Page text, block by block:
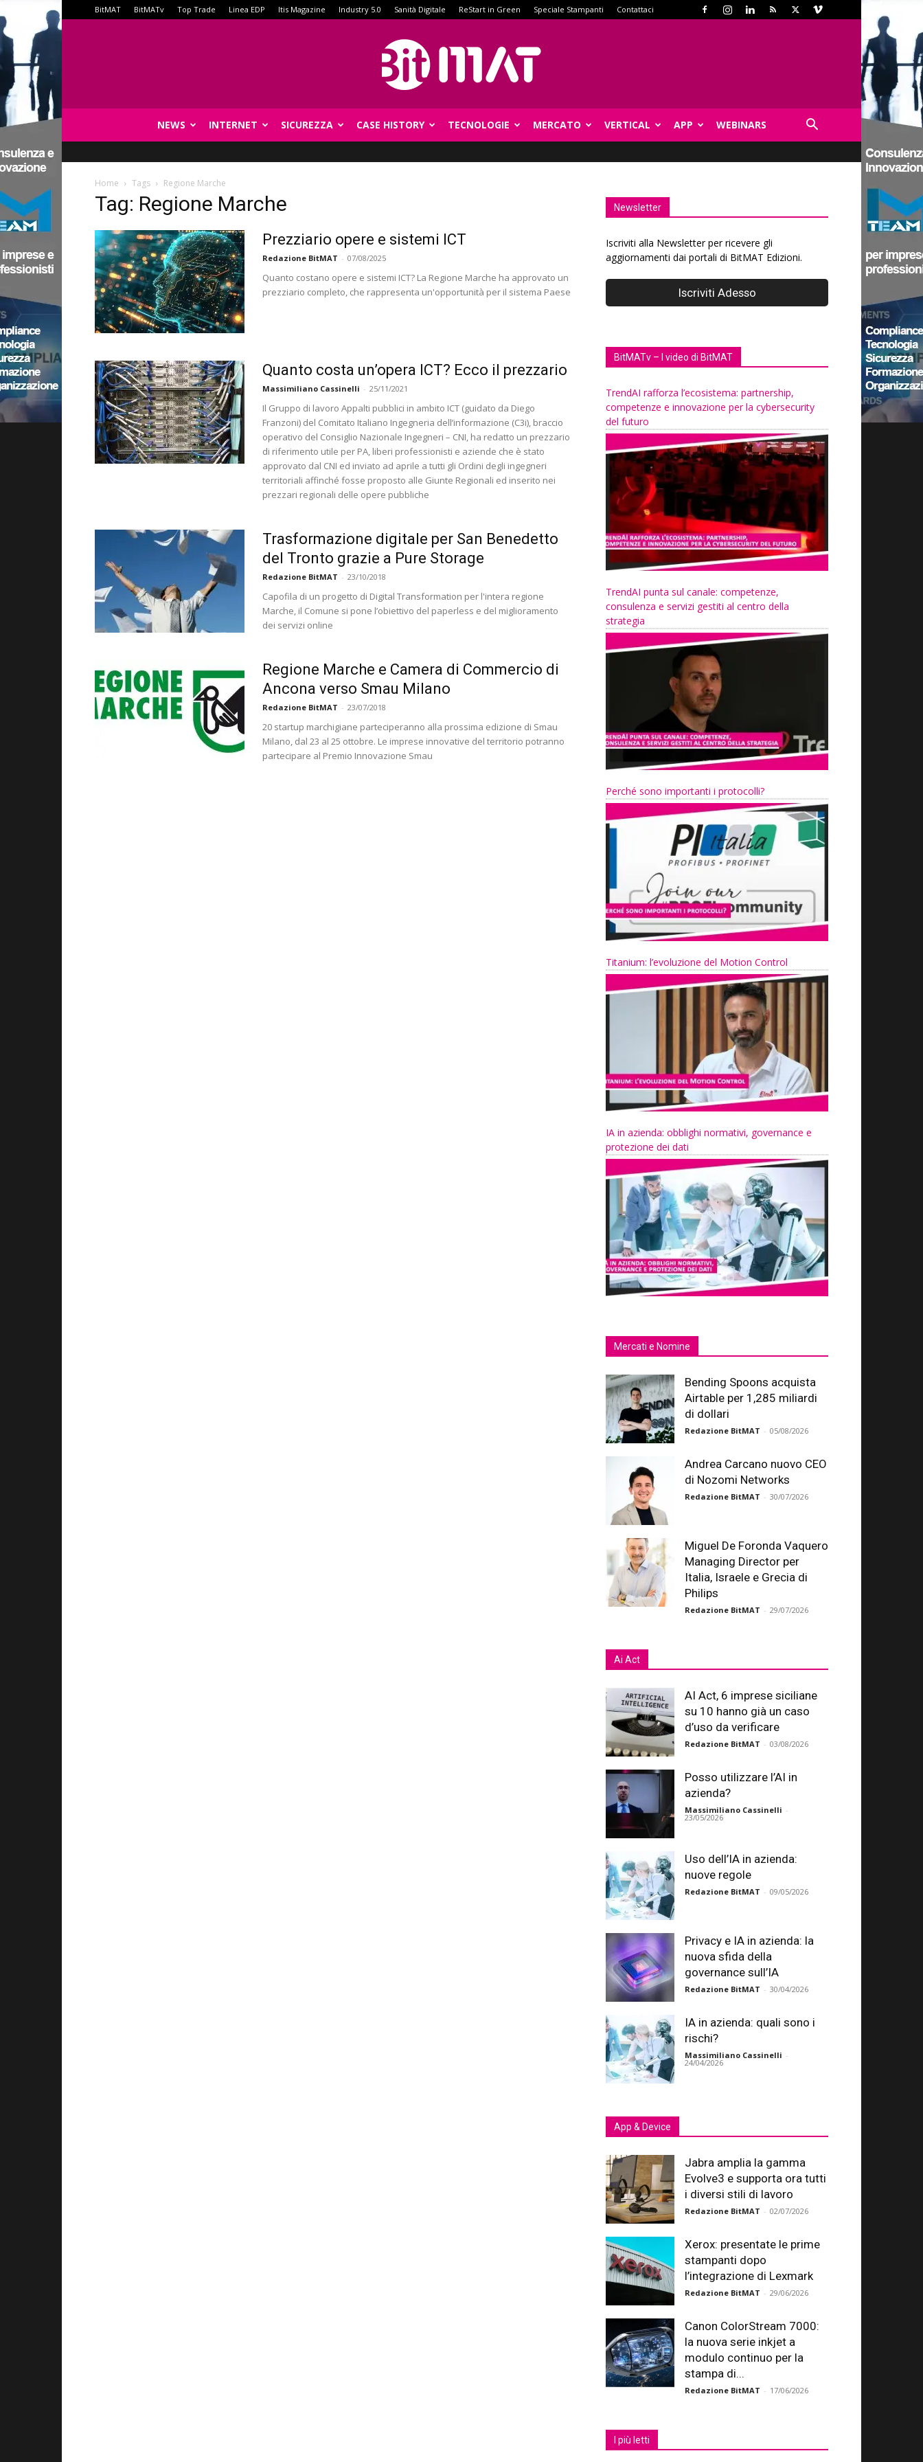
BitMAT BitMATv Top Trade Linea EDP Itis Magazine Industry 5.0 Sanità Digitale ReStart in Green Speciale Stampanti Contattaci
NEWS INTERNET SICUREZZA CASE HISTORY TECNOLOGIE MERCATO VERTICAL APP WEBINARS
Home Tags Regione Marche
Tag: Regione Marche
Prezziario opere e sistemi ICT
Redazione BitMAT - 07/08/2025
Quanto costano opere e sistemi ICT? La Regione Marche ha approvato un
prezziario completo, che rappresenta un'opportunità per il sistema Paese
Quanto costa un’opera ICT? Ecco il prezzario
Massimiliano Cassinelli - 25/11/2021
Il Gruppo di lavoro Appalti pubblici in ambito ICT (guidato da Diego
Franzoni) del Comitato Italiano Ingegneria dell’informazione (C3i), braccio
operativo del Consiglio Nazionale Ingegneri – CNI, ha redatto un prezzario
di riferimento utile per PA, liberi professionisti e aziende che è stato
approvato dal CNI ed inviato ad aprile a tutti gli Ordini degli ingegneri
territoriali affinché fosse proposto alle Giunte Regionali ed inserito nei
prezzari regionali delle opere pubbliche
Trasformazione digitale per San Benedetto
del Tronto grazie a Pure Storage
Redazione BitMAT - 23/10/2018
Capofila di un progetto di Digital Transformation per l'intera regione
Marche, il Comune si pone l’obiettivo del paperless e del miglioramento
dei servizi online
Regione Marche e Camera di Commercio di
Ancona verso Smau Milano
Redazione BitMAT - 23/07/2018
20 startup marchigiane parteciperanno alla prossima edizione di Smau
Milano, dal 23 al 25 ottobre. Le imprese innovative del territorio potranno
partecipare al Premio Innovazione Smau
Newsletter
Iscriviti alla Newsletter per ricevere gli
aggiornamenti dai portali di BitMAT Edizioni.
BitMATv – I video di BitMAT
TrendAI rafforza l’ecosistema: partnership,
competenze e innovazione per la cybersecurity
del futuro
TrendAI punta sul canale: competenze,
consulenza e servizi gestiti al centro della
strategia
Perché sono importanti i protocolli?
Titanium: l’evoluzione del Motion Control
IA in azienda: obblighi normativi, governance e
protezione dei dati
Mercati e Nomine
Bending Spoons acquista
Airtable per 1,285 miliardi
di dollari
Redazione BitMAT - 05/08/2026
Andrea Carcano nuovo CEO
di Nozomi Networks
Redazione BitMAT - 30/07/2026
Miguel De Foronda Vaquero
Managing Director per
Italia, Israele e Grecia di
Philips
Redazione BitMAT - 29/07/2026
Ai Act
AI Act, 6 imprese siciliane
su 10 hanno già un caso
d’uso da verificare
Redazione BitMAT - 03/08/2026
Posso utilizzare l’AI in
azienda?
Massimiliano Cassinelli -
23/05/2026
Uso dell’IA in azienda:
nuove regole
Redazione BitMAT - 09/05/2026
Privacy e IA in azienda: la
nuova sfida della
governance sull’IA
Redazione BitMAT - 30/04/2026
IA in azienda: quali sono i
rischi?
Massimiliano Cassinelli -
24/04/2026
App & Device
Jabra amplia la gamma
Evolve3 e supporta ora tutti
i diversi stili di lavoro
Redazione BitMAT - 02/07/2026
Xerox: presentate le prime
stampanti dopo
l’integrazione di Lexmark
Redazione BitMAT - 29/06/2026
Canon ColorStream 7000:
la nuova serie inkjet a
modulo continuo per la
stampa di...
Redazione BitMAT - 17/06/2026
I più letti